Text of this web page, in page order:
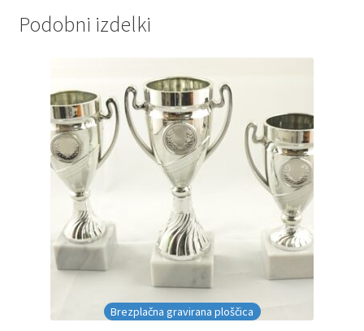
Podobni izdelki
Brezplačna gravirana ploščica